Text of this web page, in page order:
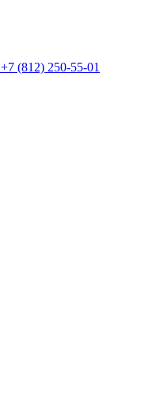
+7 (812) 250-55-01